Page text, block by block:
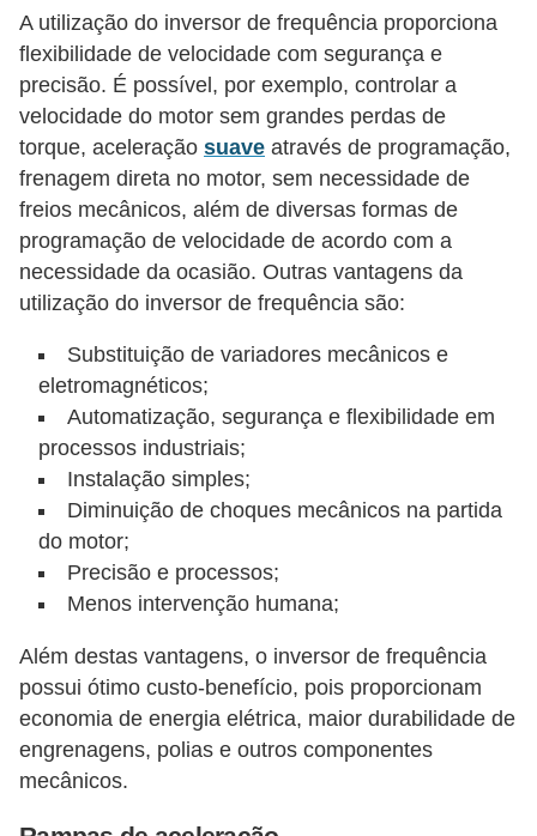
A utilização do inversor de frequência proporciona
flexibilidade de velocidade com segurança e
precisão. É possível, por exemplo, controlar a
velocidade do motor sem grandes perdas de
torque, aceleração suave através de programação,
frenagem direta no motor, sem necessidade de
freios mecânicos, além de diversas formas de
programação de velocidade de acordo com a
necessidade da ocasião. Outras vantagens da
utilização do inversor de frequência são:
Substituição de variadores mecânicos e
eletromagnéticos;
Automatização, segurança e flexibilidade em
processos industriais;
Instalação simples;
Diminuição de choques mecânicos na partida
do motor;
Precisão e processos;
Menos intervenção humana;
Além destas vantagens, o inversor de frequência
possui ótimo custo-benefício, pois proporcionam
economia de energia elétrica, maior durabilidade de
engrenagens, polias e outros componentes
mecânicos.
a
s
p
a
r
a
e
l
r
s
H
i
s
t